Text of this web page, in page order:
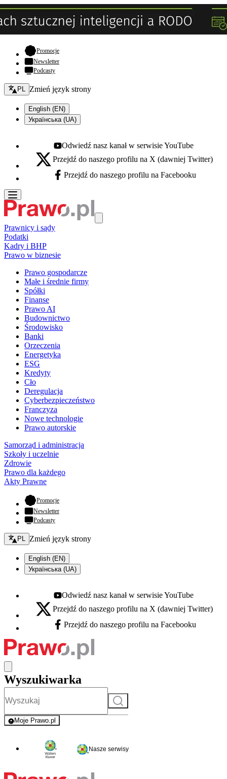
Promocje- otwiera się w nowej karcie
Newsletter
Podcasty
Zmień język - bieżący:
PL Zmień język strony
English (EN)
Українська (UA)
Youtube - otwiera się w nowej karcie
Odwiedź nasz kanał w serwisie YouTube
X - otwiera się w nowej karcie
Przejdź do naszego profilu na X (dawniej Twitter)
Facebook - otwiera się w nowej karcie
Przejdź do naszego profilu na Facebooku
Prawnicy i sądy
Podatki
Kadry i BHP
Prawo w biznesie
Prawo gospodarcze
Małe i średnie firmy
Spółki
Finanse
Prawo AI
Budownictwo
Środowisko
Banki
Orzeczenia
Energetyka
ESG
Kredyty
Cło
Deregulacja
Cyberbezpieczeństwo
Franczyza
Nowe technologie
Prawo autorskie
Samorząd i administracja
Szkoły i uczelnie
Zdrowie
Prawo dla każdego
Akty Prawne
Promocje- otwiera się w nowej karcie
Newsletter
Podcasty
Zmień język - bieżący:
PL Zmień język strony
English (EN)
Українська (UA)
Youtube - otwiera się w nowej karcie
Odwiedź nasz kanał w serwisie YouTube
X - otwiera się w nowej karcie
Przejdź do naszego profilu na X (dawniej Twitter)
Facebook - otwiera się w nowej karcie
Przejdź do naszego profilu na Facebooku
Wyszukiwarka
Szukaj
Moje Prawo.pl
- rejestracja i logowanie do serwisu
Nasze serwisy